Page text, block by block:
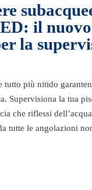
il nuovo
la
tutto più nitido
Supervisiona la tua
che riflessi
tutte le angolazioni